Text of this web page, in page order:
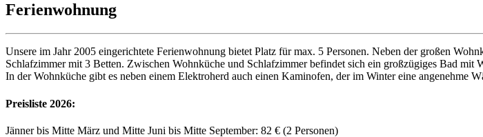
Ferienwohnung
Unsere im Jahr 2005 eingerichtete Ferienwohnung bietet Platz für max. 5 Personen. Neben der großen
Schlafzimmer mit 3 Betten. Zwischen Wohnküche und Schlafzimmer befindet sich ein großzügiges Bad mit
In der Wohnküche gibt es neben einem Elektroherd auch einen Kaminofen, der im Winter eine angenehme
Preisliste 2026:
Jänner bis Mitte März und Mitte Juni bis Mitte September: 82 € (2 Personen)